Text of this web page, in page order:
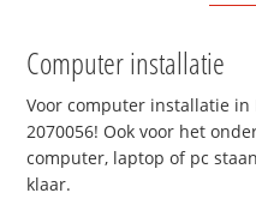
Computer installatie
Voor computer installatie
2070056! Ook voor het
computer, laptop of pc
klaar.